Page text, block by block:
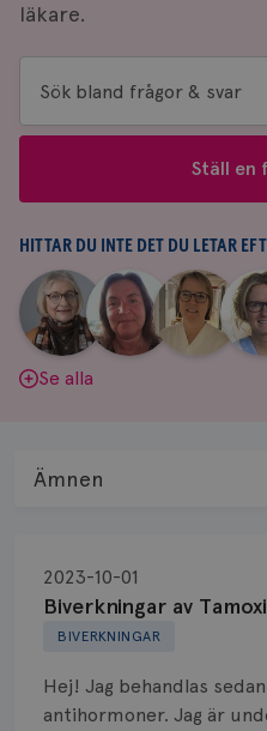
läkare.
Sök
bland
&
svar
Ställ en
HITTAR DU INTE DET DU LETAR
Aina
Johnsson
|
Anne
Andersson
Fredrika
Killander
|
Se alla
BIVERKNINGAR
Biverkningar av
2023-10-01
Hej! Jag behandlas
antihormoner. Jag är
Ämnen
Biopsi
Biverkningar
Bröstvårta